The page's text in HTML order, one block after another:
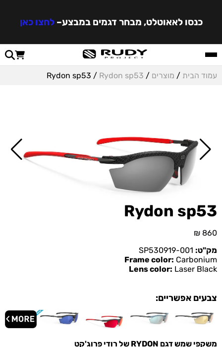
כנסו לאאוטלט, מבחר דגמים במבצע–לחצו כאן
עמוד הבית / מוצרים /
Rydon sp53
/ Rydon sp53
Rydon sp53
₪ 860
מק"ט:
Frame color: Carbonium
Lens color: Laser Black
צבעים אפשריים:
משקפי שמש דגם